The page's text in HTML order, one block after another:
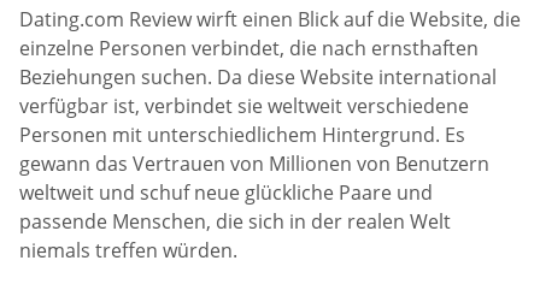
Dating.com Review wirft einen Blick auf die Website, die
einzelne Personen verbindet, die nach ernsthaften
Beziehungen suchen. Da diese Website international
verfügbar ist, verbindet sie weltweit verschiedene
Personen mit unterschiedlichem Hintergrund. Es
gewann das Vertrauen von Millionen von Benutzern
weltweit und schuf neue glückliche Paare und
passende Menschen, die sich in der realen Welt
niemals treffen würden.